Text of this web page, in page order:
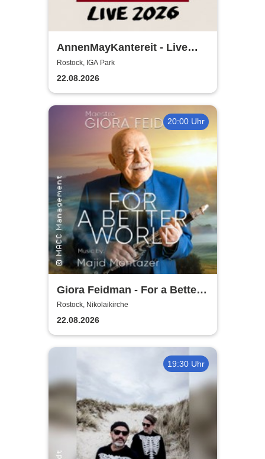
AnnenMayKantereit - Live
2026
Rostock, IGA Park
22.08.2026
20:00 Uhr
Giora Feidman - For a Better
World
Rostock, Nikolaikirche
22.08.2026
19:30 Uhr